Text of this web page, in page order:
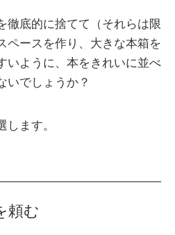
徹底的に捨てて（それらは限
ペースを作り、大きな本箱を
いように、本をきれいに並べ
いでしょうか？
します。
頼む